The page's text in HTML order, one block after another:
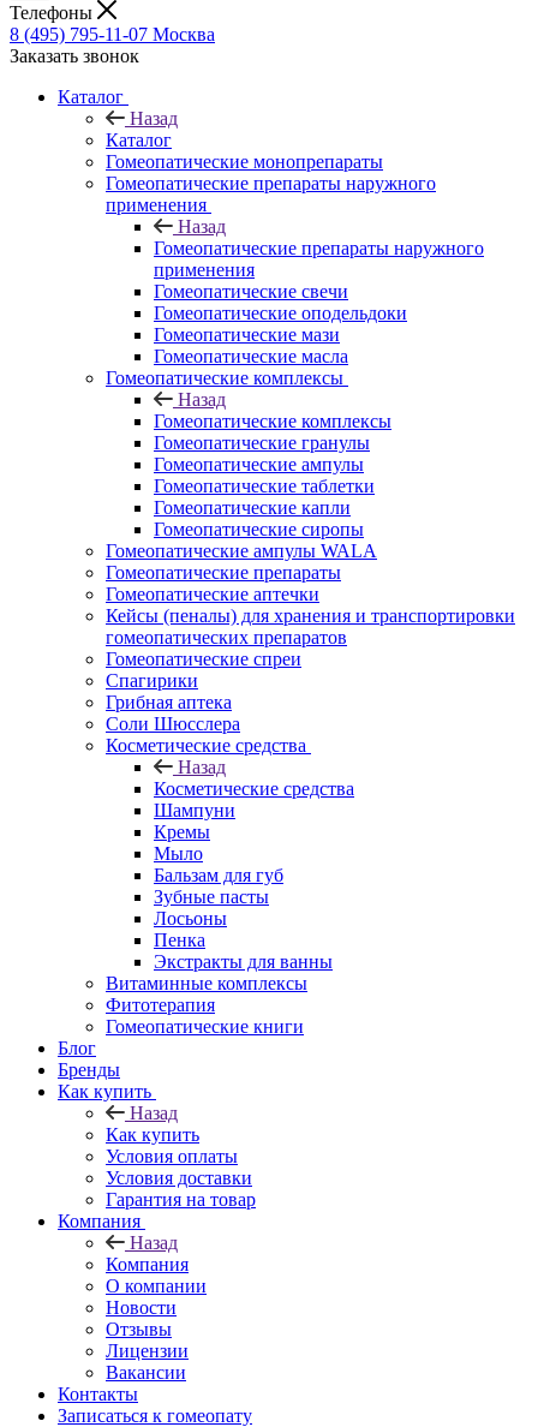
Телефоны
8 (495) 795-11-07 Москва
Заказать звонок
Каталог
Назад
Каталог
Гомеопатические монопрепараты
Гомеопатические препараты наружного
применения
Назад
Гомеопатические препараты наружного
применения
Гомеопатические свечи
Гомеопатические оподельдоки
Гомеопатические мази
Гомеопатические масла
Гомеопатические комплексы
Назад
Гомеопатические комплексы
Гомеопатические гранулы
Гомеопатические ампулы
Гомеопатические таблетки
Гомеопатические капли
Гомеопатические сиропы
Гомеопатические ампулы WALA
Гомеопатические препараты
Гомеопатические аптечки
Кейсы (пеналы) для хранения и транспортировки
гомеопатических препаратов
Гомеопатические спреи
Спагирики
Грибная аптека
Соли Шюсслера
Косметические средства
Назад
Косметические средства
Шампуни
Кремы
Мыло
Бальзам для губ
Зубные пасты
Лосьоны
Пенка
Экстракты для ванны
Витаминные комплексы
Фитотерапия
Гомеопатические книги
Блог
Бренды
Как купить
Назад
Как купить
Условия оплаты
Условия доставки
Гарантия на товар
Компания
Назад
Компания
О компании
Новости
Отзывы
Лицензии
Вакансии
Контакты
Записаться к гомеопату